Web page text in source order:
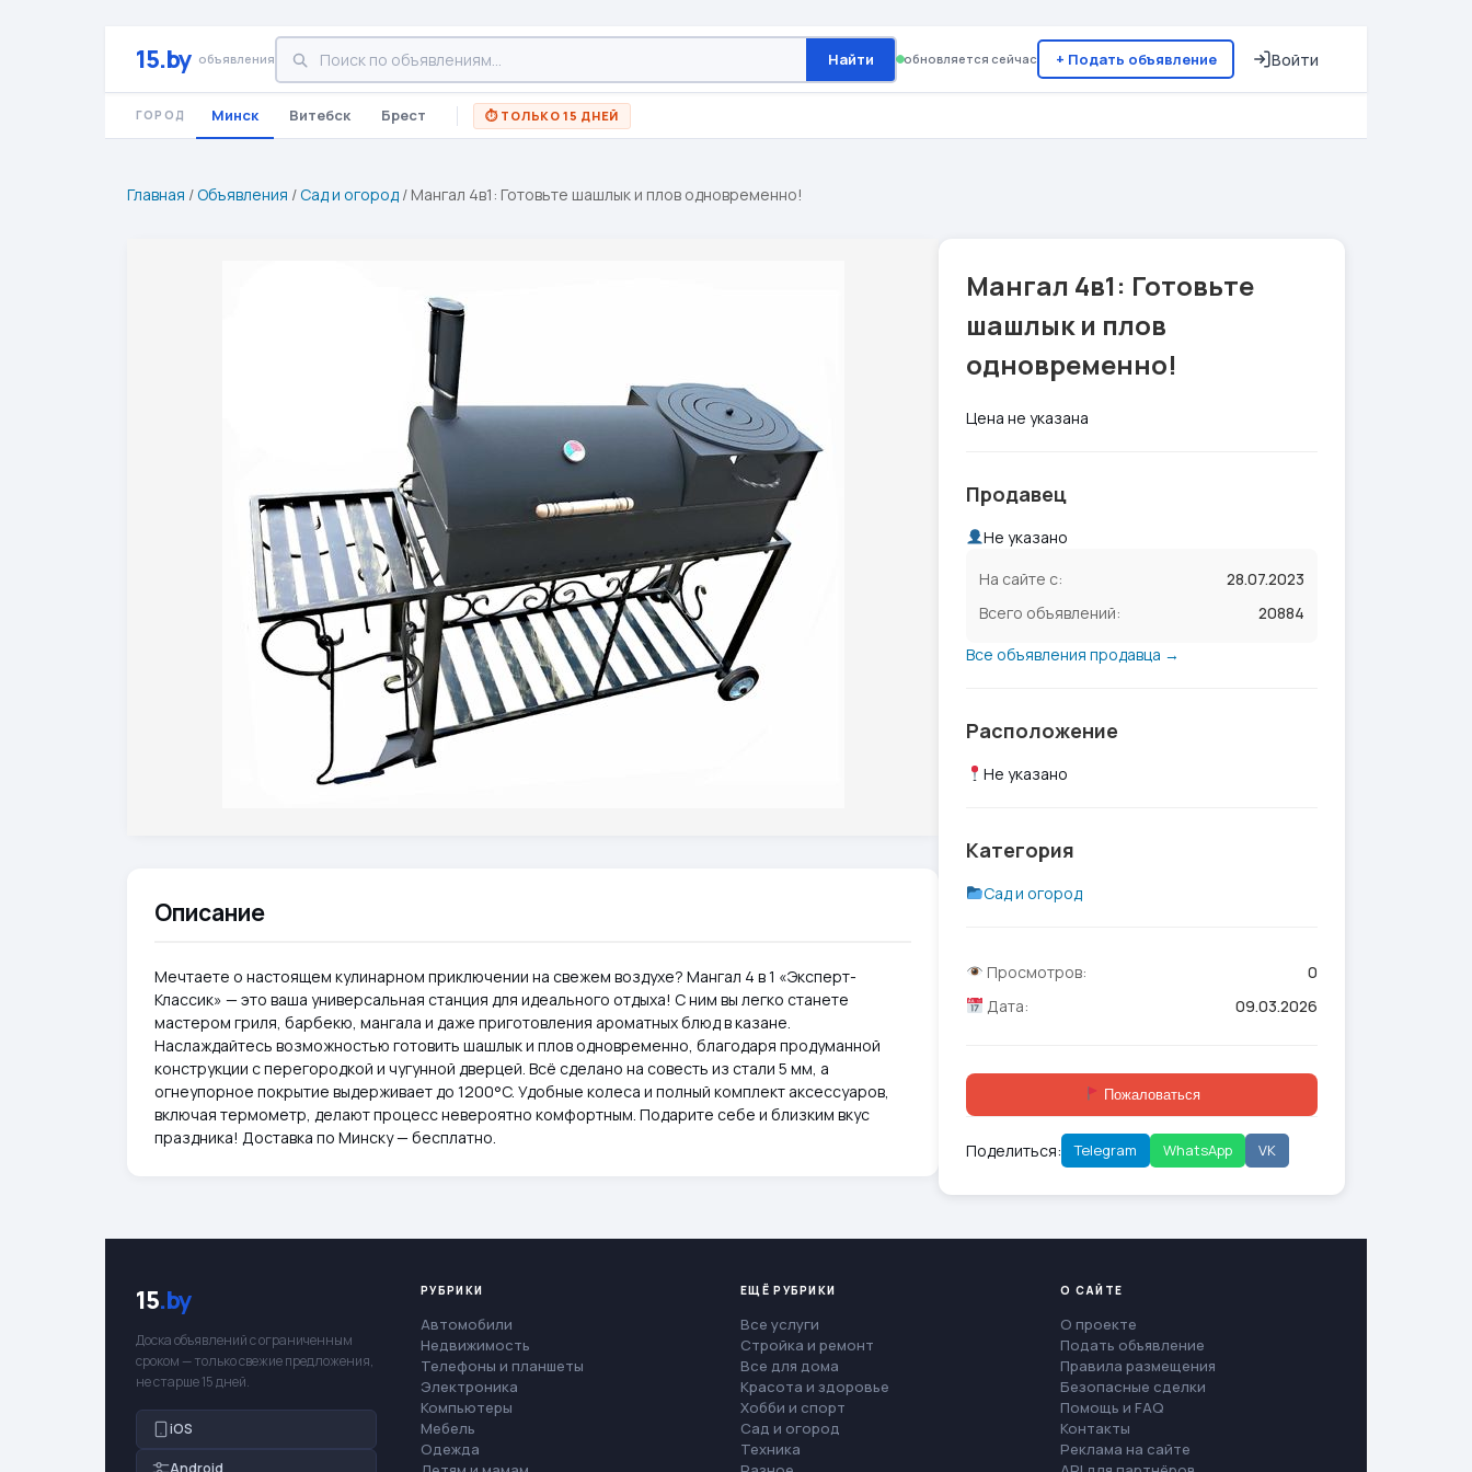
15.by объявления Найти обновляется сейчас + Подать объявление Войти
ГОРОД Минск Витебск Брест ⏱ ТОЛЬКО 15 ДНЕЙ
Главная /Объявления / Сад и огород / Мангал 4в1: Готовьте шашлык и плов одновременно!
Описание
Мечтаете о настоящем кулинарном приключении на свежем воздухе? Мангал 4 в 1 «Эксперт-
Классик» — это ваша универсальная станция для идеального отдыха! С ним вы легко станете
мастером гриля, барбекю, мангала и даже приготовления ароматных блюд в казане.
Наслаждайтесь возможностью готовить шашлык и плов одновременно, благодаря продуманной
конструкции с перегородкой и чугунной дверцей. Всё сделано на совесть из стали 5 мм, а
огнеупорное покрытие выдерживает до 1200°C. Удобные колеса и полный комплект аксессуаров,
включая термометр, делают процесс невероятно комфортным. Подарите себе и близким вкус
праздника! Доставка по Минску — бесплатно.
Мангал 4в1: Готовьте
шашлык и плов
одновременно!
Цена не указана
Продавец
Не указано
На сайте с:
28.07.2023
Всего объявлений:
20884
Все объявления продавца →
Расположение
Не указано
Категория
Сад и огород
Просмотров:
0
Дата:
09.03.2026
Пожаловаться
Поделиться: Telegram WhatsApp VK
15.by
Доска объявлений с ограниченным
сроком — только свежие предложения,
не старше 15 дней.
iOS
Android
РУБРИКИ
Автомобили
Недвижимость
Телефоны и планшеты
Электроника
Компьютеры
Мебель
Одежда
ЕЩЁ РУБРИКИ
Все услуги
Стройка и ремонт
Все для дома
Красота и здоровье
Хобби и спорт
Сад и огород
Техника
О САЙТЕ
О проекте
Подать объявление
Правила размещения
Безопасные сделки
Помощь и FAQ
Контакты
Реклама на сайте